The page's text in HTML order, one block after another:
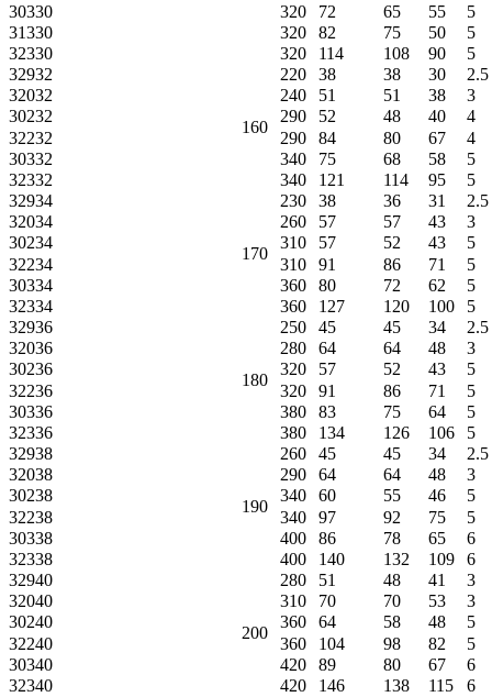
30330
320 72 65 55
5
31330
320 82 75 50
5
32330
320 114 108 90
5
32932
160
220 38 38 30
2.5
32032
240 51 51 38
3
30232
290 52 48 40
4
32232
290 84 80 67
4
30332
340 75 68 58
5
32332
340 121 114 95
5
32934
170
230 38 36 31
2.5
32034
260 57 57 43
3
30234
310 57 52 43
5
32234
310 91 86 71
5
30334
360 80 72 62
5
32334
360 127 120 100
5
32936
180
250 45 45 34
2.5
32036
280 64 64 48
3
30236
320 57 52 43
5
32236
320 91 86 71
5
30336
380 83 75 64
5
32336
380 134 126 106
5
32938
190
260 45 45 34
2.5
32038
290 64 64 48
3
30238
340 60 55 46
5
32238
340 97 92 75
5
30338
400 86 78 65
6
32338
400 140 132 109
6
32940
200
280 51 48 41
3
32040
310 70 70 53
3
30240
360 64 58 48
5
32240
360 104 98 82
5
30340
420 89 80 67
6
32340
420 146 138 115
6